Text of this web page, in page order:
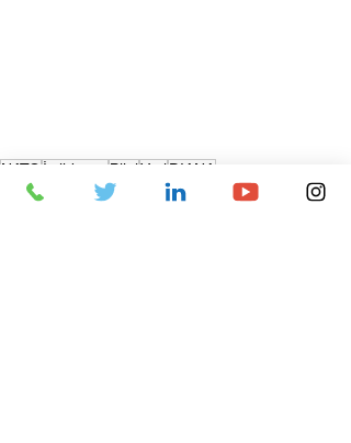
NATO İstihbarat BilgiVeriDIANA
Siber